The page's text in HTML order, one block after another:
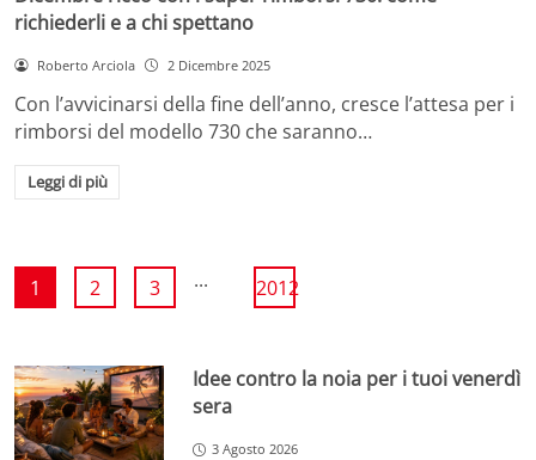
richiederli e a chi spettano
Roberto Arciola 2 Dicembre 2025
Con l’avvicinarsi della fine dell’anno, cresce l’attesa per i
rimborsi del modello 730 che saranno…
Leggi di più
1 2 3 ... 2012
Idee contro la noia per i tuoi venerdì
sera
3 Agosto 2026